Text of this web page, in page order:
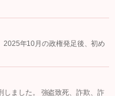
2025年10月の政権発足後、初め
しました。 強盗致死、詐欺、詐